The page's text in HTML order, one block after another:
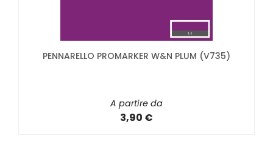
PENNARELLO PROMARKER W&N PLUM (V735)
A partire da
3,90 €